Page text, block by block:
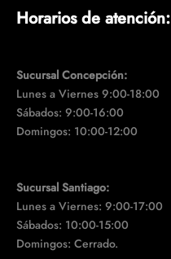
Horarios de atención:
Sucursal Concepción:
Lunes a Viernes 9:00-18:00
Sábados: 9:00-16:00
Domingos: 10:00-12:00
Sucursal Santiago:
Lunes a Viernes: 9:00-17:00
Sábados: 10:00-15:00
Domingos: Cerrado.